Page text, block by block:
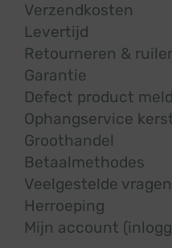
Verzendkosten
Levertijd
Retourneren &
Garantie
Defect product
Ophangservice
Groothandel
Betaalmethodes
Veelgestelde vragen
Herroeping
Mijn account